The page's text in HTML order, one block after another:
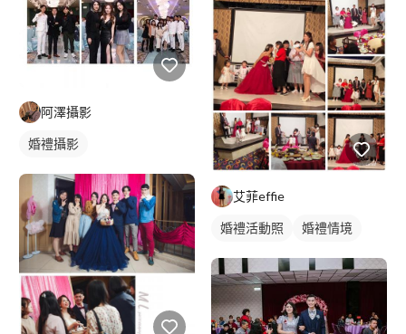
阿澤攝影
婚禮攝影
艾菲effie
婚禮活動照 婚禮情境